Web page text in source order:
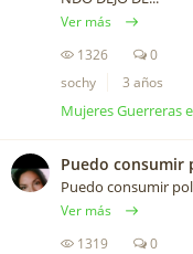
Ver más
1326
0
sochy
3 años
Mujeres Guerreras
Puedo consumir
Puedo consumir
Ver más
1319
0